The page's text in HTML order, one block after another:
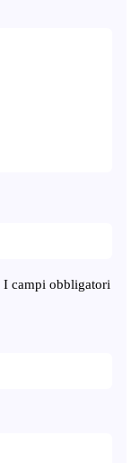
I campi obbligatori